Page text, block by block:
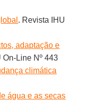
. Revista IHU
adaptação e
On-Line Nº 443
climática
água e as secas